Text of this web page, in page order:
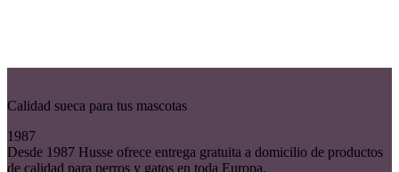
Calidad sueca para tus mascotas
1987
Desde 1987 Husse ofrece entrega gratuita a domicilio de productos
de calidad para perros y gatos en toda Europa.